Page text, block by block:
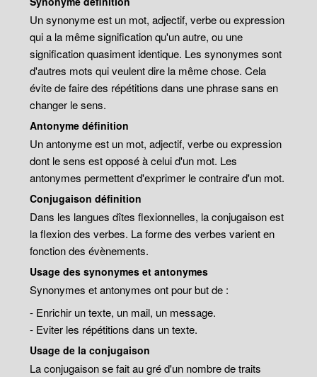
Un synonyme est un mot, adjectif, verbe ou expression
qui a la même signification qu'un autre, ou une
signification quasiment identique. Les synonymes sont
d'autres mots qui veulent dire la même chose. Cela
évite de faire des répétitions dans une phrase sans en
changer le sens.
Antonyme définition
Un antonyme est un mot, adjectif, verbe ou expression
dont le sens est opposé à celui d'un mot. Les
antonymes permettent d'exprimer le contraire d'un mot.
Conjugaison définition
Dans les langues dîtes flexionnelles, la conjugaison est
la flexion des verbes. La forme des verbes varient en
fonction des évènements.
Usage des synonymes et antonymes
Synonymes et antonymes ont pour but de :
- Enrichir un texte, un mail, un message.
- Eviter les répétitions dans un texte.
Usage de la conjugaison
La conjugaison se fait au gré d'un nombre de traits